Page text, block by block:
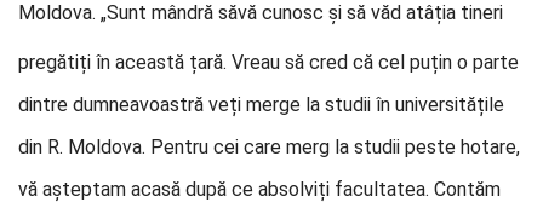
Moldova. „Sunt mândră săvă cunosc și să văd atâția tineri
pregătiți în această țară. Vreau să cred că cel puțin o parte
dintre dumneavoastră veți merge la studii în universitățile
din R. Moldova. Pentru cei care merg la studii peste hotare,
vă așteptam acasă după ce absolviți facultatea. Contăm